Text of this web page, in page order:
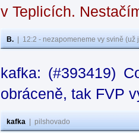
v Teplicích.
B. 12:2 - nezapomeneme vy svině
kafka: (#393419)
obráceně, tak FVP
kafka pilshovado